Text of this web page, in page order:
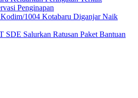
Penginapan
1004 Kotabaru Diganjar Naik
SDE Salurkan Ratusan Paket Bantuan